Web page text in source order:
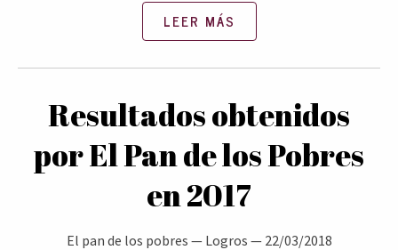
LEER MÁS
Resultados obtenidos
por El Pan de los Pobres
en 2017
El pan de los pobres — Logros — 22/03/2018